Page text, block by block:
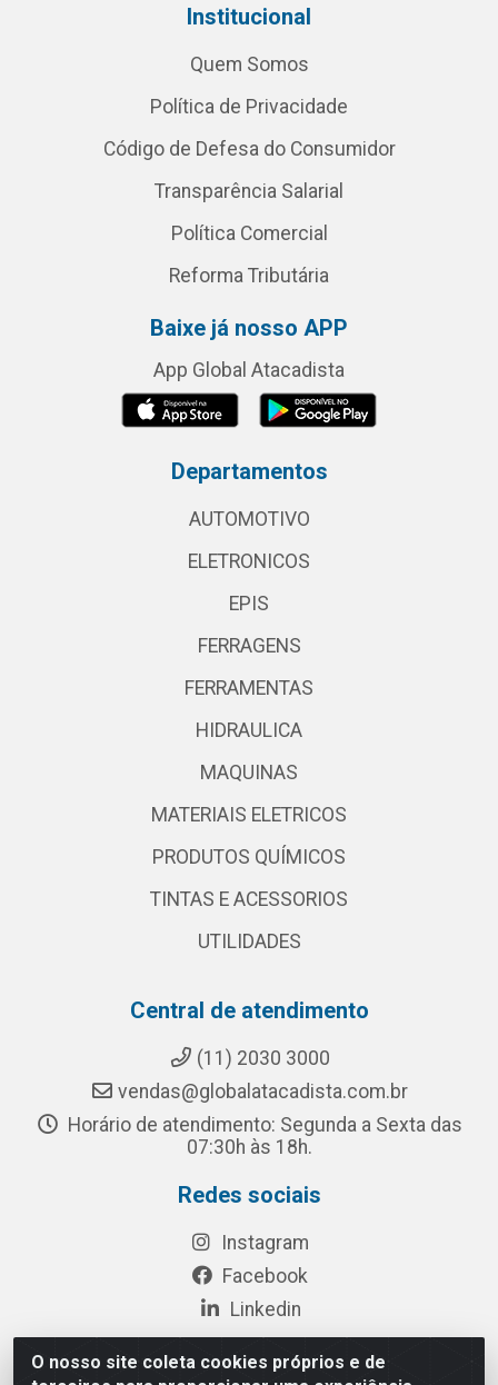
O nosso site coleta cookies próprios e de
Institucional
Quem Somos
Política de Privacidade
Código de Defesa do Consumidor
Transparência Salarial
Política Comercial
Reforma Tributária
Baixe já nosso APP
App Global Atacadista
Departamentos
AUTOMOTIVO
ELETRONICOS
EPIS
FERRAGENS
FERRAMENTAS
HIDRAULICA
MAQUINAS
MATERIAIS ELETRICOS
PRODUTOS QUÍMICOS
TINTAS E ACESSORIOS
UTILIDADES
Central de atendimento
(11) 2030 3000
vendas@globalatacadista.com.br
Horário de atendimento: Segunda a Sexta das
07:30h às 18h.
Redes sociais
Instagram
Facebook
Linkedin